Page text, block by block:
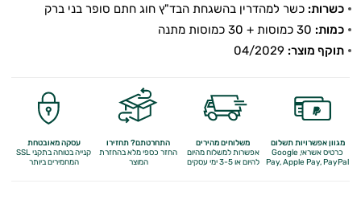
כשרות: כשר למהדרין בהשגחת הבד"ץ חוג חתם סופר בני ברק
כמות:
תוקף מוצר:
מגוון אפשרויות תשלום
כרטיס אשראי, Google
Pay,Apple Pay, PayPal
משלוחים מהירים
אפשרות למשלוח מהיום
להיום או 3-5 ימי עסקים
התחרטתם? תחזירו
החזר כספי מלאבהחזרת
המוצר
עסקה מאובטחת
קנייה בטוחה בתקני SSL
המחמירים ביותר